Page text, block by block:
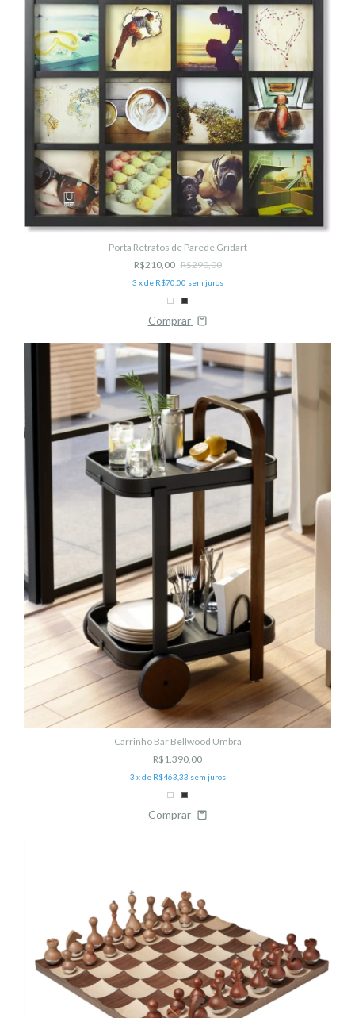
Porta Retratos de Parede Gridart
R$210,00 R$290,00
3 x de R$70,00 sem juros
Comprar
Carrinho Bar Bellwood Umbra
R$1.390,00
3 x de R$463,33 sem juros
Comprar